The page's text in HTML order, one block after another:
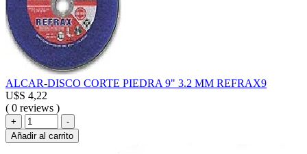
ALCAR-DISCO CORTE PIEDRA 9" 3.2 MM REFRAX9
U$S 4,22
( 0 reviews )
+
ALCAR-
DISCO
CORTE
-
Añadir al carrito